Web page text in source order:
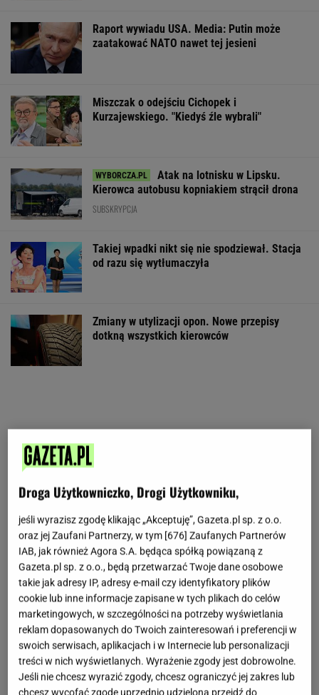
Raport wywiadu USA. Media: Putin może
zaatakować NATO nawet tej jesieni
Miszczak o odejściu Cichopek i
Kurzajewskiego. "Kiedyś źle wybrali"
Atak na lotnisku w Lipsku.
Kierowca autobusu kopniakiem strącił drona
SUBSKRYPCJA
Takiej wpadki nikt się nie spodziewał. Stacja
od razu się wytłumaczyła
Zmiany w utylizacji opon. Nowe przepisy
dotkną wszystkich kierowców
Rozjuszony Olbrychski napisał list do Tuska.
"To jest naplucie mi w twarz"
Droga Użytkowniczko, Drogi Użytkowniku,
jeśli wyrazisz zgodę klikając „Akceptuję”, Gazeta.pl sp. z o.o.
oraz jej Zaufani Partnerzy, w tym [676] Zaufanych Partnerów
IAB, jak również Agora S.A. będąca spółką powiązaną z
Gazeta.pl sp. z o.o., będą przetwarzać Twoje dane osobowe
takie jak adresy IP, adresy e-mail czy identyfikatory plików
cookie lub inne informacje zapisane w tych plikach do celów
marketingowych, w szczególności na potrzeby wyświetlania
reklam dopasowanych do Twoich zainteresowań i preferencji w
swoich serwisach, aplikacjach i w Internecie lub personalizacji
treści w nich wyświetlanych. Wyrażenie zgody jest dobrowolne.
Jeśli nie chcesz wyrazić zgody, chcesz ograniczyć jej zakres lub
chcesz wycofać zgodę uprzednio udzieloną przejdź do